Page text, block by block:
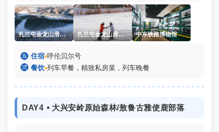
扎兰屯金龙山滑雪场 扎兰屯金龙山滑雪场 中东铁路博物馆
 住宿▪呼伦贝尔号
 餐饮▪列车早餐，精致私房菜，列车晚餐
DAY4 ⦁ 大兴安岭原始森林/敖鲁古雅使鹿部落